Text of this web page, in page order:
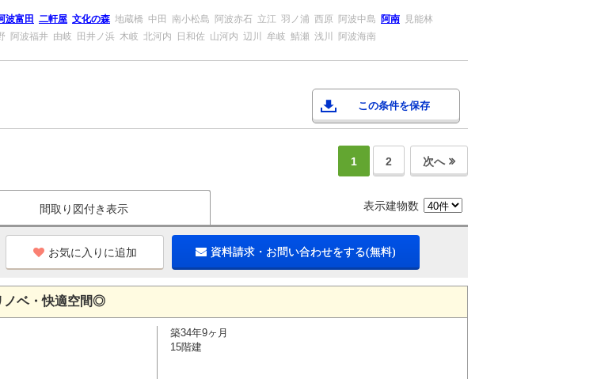
波富田 二軒屋 文化の森 地蔵橋 中田 南小松島 阿波赤石 立江 羽ノ浦 西原 阿波中島 阿南 見能林
阿波福井 由岐 田井ノ浜 木岐 北河内 日和佐 山河内 辺川 牟岐 鯖瀬 浅川 阿波海南
この条件を保存
1 2 次へ
間取り図付き表示 表示建物数
お気に入りに追加 資料請求・お問い合わせをする(無料)
ノベ・快適空間◎
築34年9ヶ月
15階建